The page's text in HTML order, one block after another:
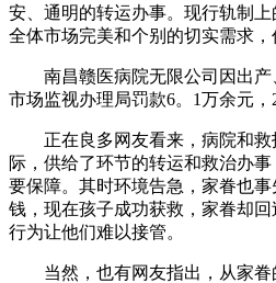
安、通明的转运办事。现行轨制
全体市场完美和个别的切实需求，
南昌赣医病院无限公司因出产
市场监视办理局罚款6。1万余元，
正在良多网友看来，病院和救
际，供给了环节的转运和救治办
要保障。其时环境告急，家眷也
钱，现在孩子成功获救，家眷却
行为让他们难以接管。
当然，也有网友指出，从家眷